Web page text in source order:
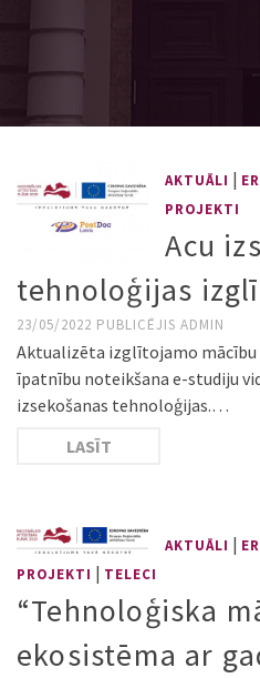
AKTUĀLI |
PROJEKTI
Acu
tehnoloģijas
23/05/2022 PUBLICĒJIS ADMIN
Aktualizēta izglītojamo mācību
īpatnību noteikšana e-studiju
izsekošanas tehnoloģijas.…
LASĪT
AKTUĀLI |
PROJEKTI | TELECI
“Tehnoloģiska
ekosistēma ar